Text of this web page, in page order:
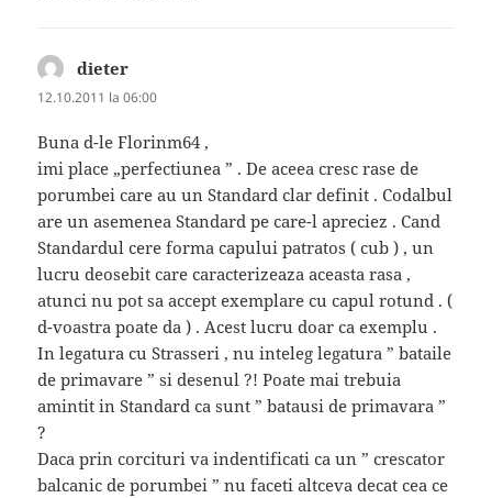
dieter
12.10.2011 la 06:00
Buna d-le Florinm64 ,
imi place „perfectiunea ” . De aceea cresc rase de
porumbei care au un Standard clar definit . Codalbul
are un asemenea Standard pe care-l apreciez . Cand
Standardul cere forma capului patratos ( cub ) , un
lucru deosebit care caracterizeaza aceasta rasa ,
atunci nu pot sa accept exemplare cu capul rotund . (
d-voastra poate da ) . Acest lucru doar ca exemplu .
In legatura cu Strasseri , nu inteleg legatura ” bataile
de primavare ” si desenul ?! Poate mai trebuia
amintit in Standard ca sunt ” batausi de primavara ”
?
Daca prin corcituri va indentificati ca un ” crescator
balcanic de porumbei ” nu faceti altceva decat cea ce